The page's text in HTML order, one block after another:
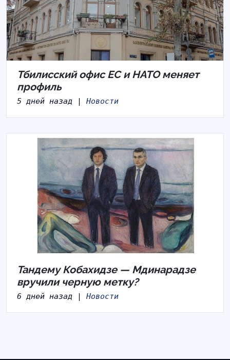
Тбилисский офис ЕС и НАТО меняет
профиль
5 дней назад | Новости
Тандему Кобахидзе — Мдинарадзе
вручили черную метку?
6 дней назад | Новости